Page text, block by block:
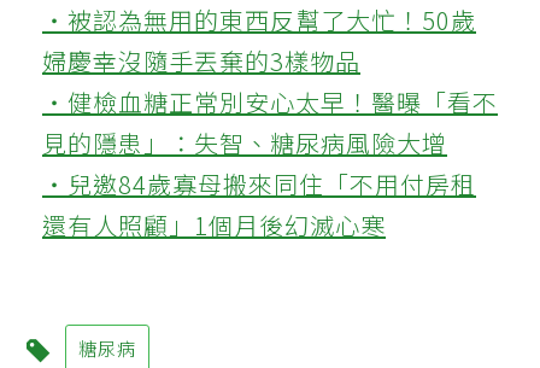
‧被認為無用的東西反幫了大忙！50歲
婦慶幸沒隨手丟棄的3樣物品
‧健檢血糖正常別安心太早！醫曝「看不
見的隱患」：失智、糖尿病風險大增
‧兒邀84歲寡母搬來同住「不用付房租
還有人照顧」1個月後幻滅心寒
糖尿病